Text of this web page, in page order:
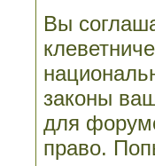
Вы
законы
для
право.